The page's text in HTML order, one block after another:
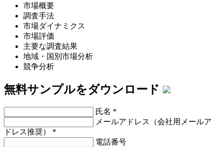
市場概要
調査手法
市場ダイナミクス
市場評価
主要な調査結果
地域・国別市場分析
競争分析
無料サンプルをダウンロード
氏名 *
メールアドレス（会社用メールア
ドレス推奨） *
電話番号